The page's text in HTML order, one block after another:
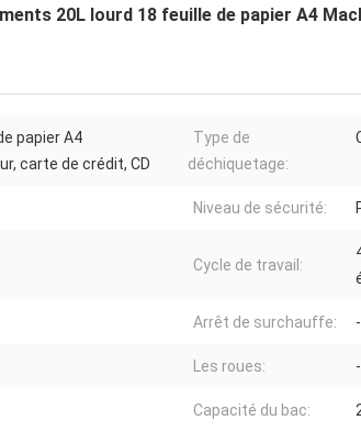
20L lourd 18 feuille de papier A4
papier A4
carte de crédit, CD
Type de
déchiquetage:
Niveau de sécurité:
Cycle de travail:
Arrêt de surchauffe:
Les roues:
Capacité du bac: